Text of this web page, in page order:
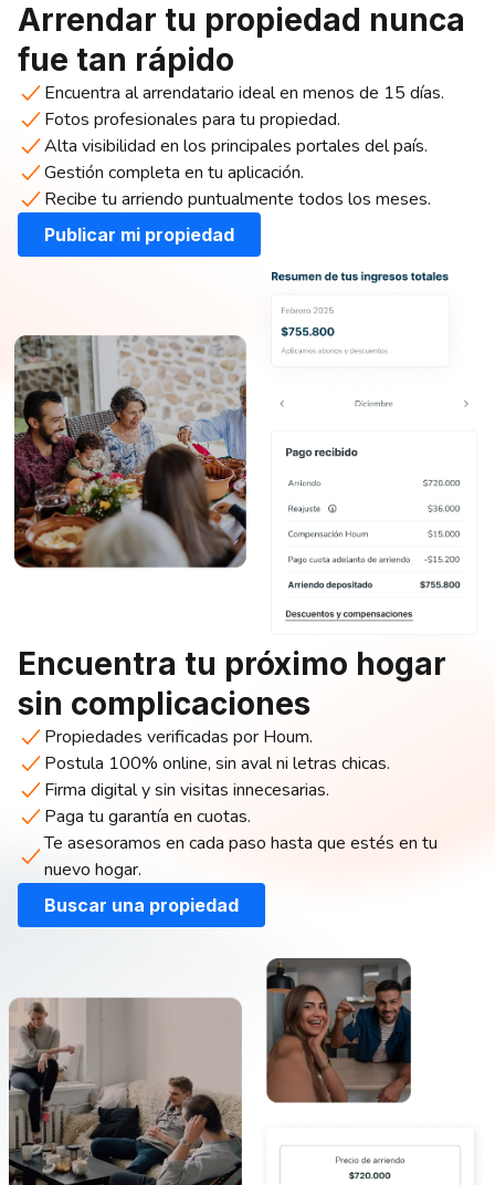
Arrendar tu propiedad nunca
fue tan rápido
Encuentra al arrendatario ideal en menos de 15 días.
Fotos profesionales para tu propiedad.
Alta visibilidad en los principales portales del país.
Gestión completa en tu aplicación.
Recibe tu arriendo puntualmente todos los meses.
Publicar mi propiedad
Encuentra tu próximo hogar
sin complicaciones
Propiedades verificadas por Houm.
Postula 100% online, sin aval ni letras chicas.
Firma digital y sin visitas innecesarias.
Paga tu garantía en cuotas.
Te asesoramos en cada paso hasta que estés en tu
nuevo hogar.
Buscar una propiedad